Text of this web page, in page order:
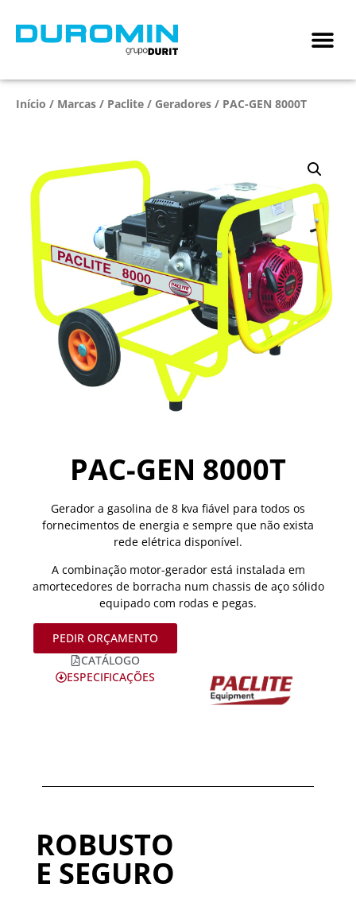
Início / Marcas / Paclite / Geradores / PAC-GEN 8000T
PAC-GEN 8000T
Gerador a gasolina de 8 kva fiável para todos os
fornecimentos de energia e sempre que não exista
rede elétrica disponível.
A combinação motor-gerador está instalada em
amortecedores de borracha num chassis de aço sólido
equipado com rodas e pegas.
PEDIR ORÇAMENTO
CATÁLOGO
ESPECIFICAÇÕES
ROBUSTO
E SEGURO